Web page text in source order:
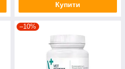
Купити
–10%